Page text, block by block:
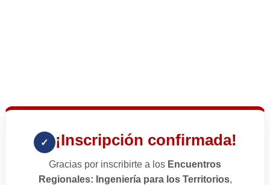
✓ ¡Inscripción confirmada!
Gracias por inscribirte a los Encuentros
Regionales: Ingeniería para los Territorios,